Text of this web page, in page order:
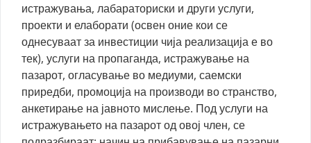
истражувања, лабараториски и други услуги,
проекти и елаборати (освен оние кои се
однесуваат за инвестиции чија реализација е во
тек), услуги на пропаганда, истражување на
пазарот, огласување во медиуми, саемски
приредби, промоција на производи во странство,
анкетирање на јавното мислење. Под услуги на
истражувањето на пазарот од овој член, се